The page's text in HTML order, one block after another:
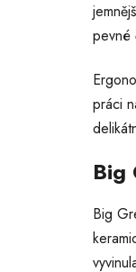
pevné
práci
Big
Big